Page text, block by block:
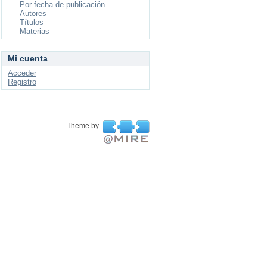
Por fecha de publicación
Autores
Títulos
Materias
Mi cuenta
Acceder
Registro
Theme by